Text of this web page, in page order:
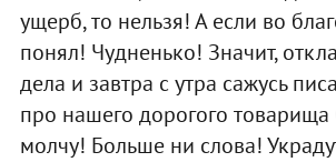
ущерб, то нельзя! А если во
понял! Чудненько! Значит,
дела и завтра с утра сажусь
про нашего дорогого товарища
молчу! Больше ни слова!